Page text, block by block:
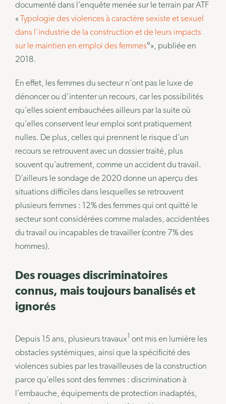
documenté dans l’enquête menée sur le terrain par ATF
«
Typologie des violences à caractère sexiste et sexuel
dans l’industrie de la construction et de leurs impacts
sur le maintien en emploi des femmes°», publiée en
2018.
En effet, les femmes du secteur n’ont pas le luxe de
dénoncer ou d’intenter un recours, car les possibilités
qu’elles soient embauchées ailleurs par la suite où
qu’elles conservent leur emploi sont pratiquement
nulles. De plus, celles qui prennent le risque d’un
recours se retrouvent avec un dossier traité, plus
souvent qu’autrement, comme un accident du travail.
D’ailleurs le sondage de 2020 donne un aperçu des
situations difficiles dans lesquelles se retrouvent
plusieurs femmes : 12% des femmes qui ont quitté le
secteur sont considérées comme malades, accidentées
du travail ou incapables de travailler (contre 7% des
hommes).
Des rouages discriminatoires
connus, mais toujours banalisés et
ignorés
Depuis 15 ans, plusieurs travaux1 ont mis en lumière les
obstacles systémiques, ainsi que la spécificité des
violences subies par les travailleuses de la construction
parce qu’elles sont des femmes : discrimination à
l’embauche, équipements de protection inadaptés,